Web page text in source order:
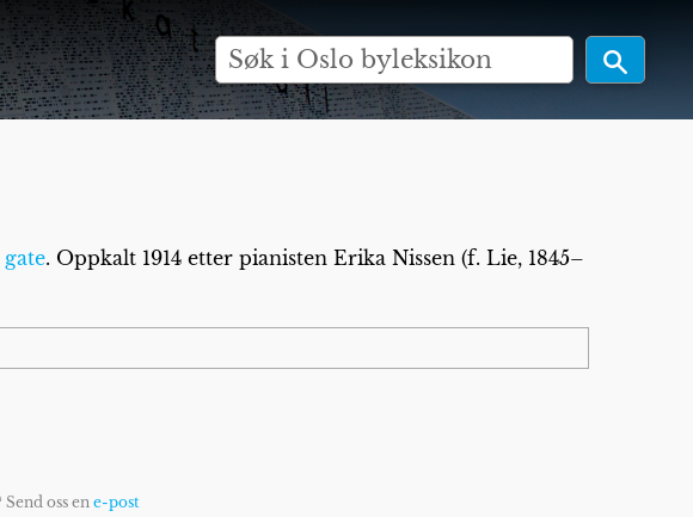
. Oppkalt 1914 etter pianisten Erika Nissen (f. Lie, 1845–
oss en e-post